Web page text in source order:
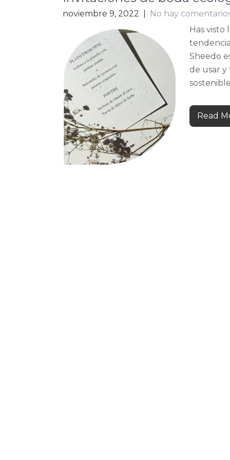
noviembre 9, 2022
No hay
Has visto
Sheedo
de usar y
Read